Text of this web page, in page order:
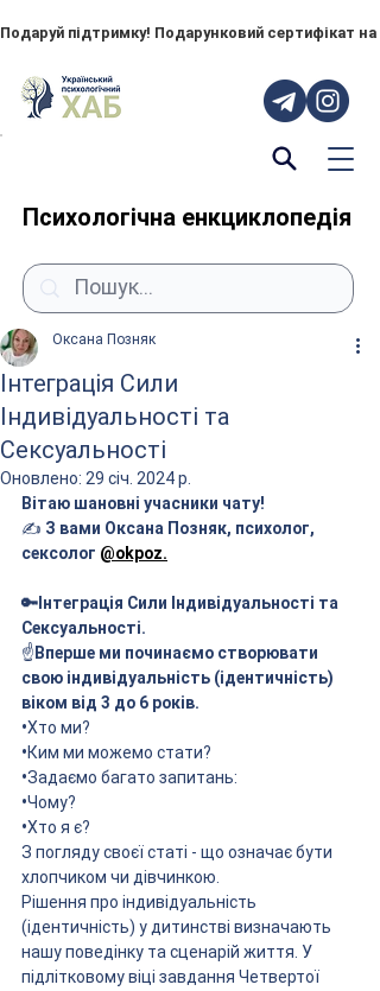
Подаруй підтримку! Подарунковий сертифікат
Психологічна енкциклопедія
Інтеграція Сили
Індивідуальності та
Сексуальності
Оксана Позняк
Оновлено: 29 січ. 2024 р.
Вітаю шановні учасники чату!
✍️ З вами Оксана Позняк, психолог,
сексолог @okpoz.
🔑Інтеграція Сили Індивідуальності та
Сексуальності.
☝️ Вперше ми починаємо створювати
свою індивідуальність (ідентичність)
віком від 3 до 6 років.
•Хто ми?
•Ким ми можемо стати?
•Задаємо багато запитань:
•Чому?
•Хто я є?
З погляду своєї статі - що означає бути
хлопчиком чи дівчинкою.
Рішення про індивідуальність
(ідентичність) у дитинстві визначають
нашу поведінку та сценарій життя. У
підлітковому віці завдання Четвертої